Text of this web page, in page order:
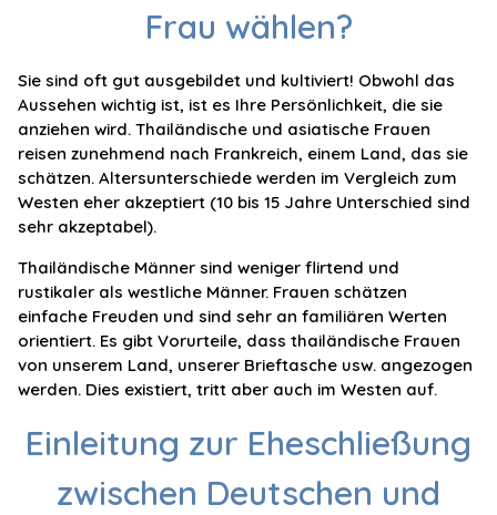
Frau wählen?
Sie sind oft gut ausgebildet und kultiviert! Obwohl das
Aussehen wichtig ist, ist es Ihre Persönlichkeit, die sie
anziehen wird. Thailändische und asiatische Frauen
reisen zunehmend nach Frankreich, einem Land, das sie
schätzen. Altersunterschiede werden im Vergleich zum
Westen eher akzeptiert (10 bis 15 Jahre Unterschied sind
sehr akzeptabel).
Thailändische Männer sind weniger flirtend und
rustikaler als westliche Männer. Frauen schätzen
einfache Freuden und sind sehr an familiären Werten
orientiert. Es gibt Vorurteile, dass thailändische Frauen
von unserem Land, unserer Brieftasche usw. angezogen
werden. Dies existiert, tritt aber auch im Westen auf.
Einleitung zur Eheschließung
zwischen Deutschen und